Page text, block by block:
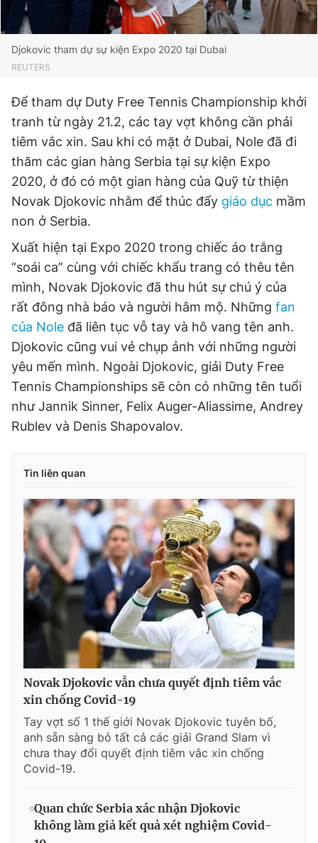
Djokovic tham dự sự kiện Expo 2020 tại Dubai
REUTERS
Để tham dự Duty Free Tennis Championship khởi
tranh từ ngày 21.2, các tay vợt không cần phải
tiêm vắc xin. Sau khi có mặt ở Dubai, Nole đã đi
thăm các gian hàng Serbia tại sự kiện Expo
2020, ở đó có một gian hàng của Quỹ từ thiện
Novak Djokovic nhằm để thúc đẩy giáo dục mầm
non ở Serbia.
Xuất hiện tại Expo 2020 trong chiếc áo trắng
“soái ca” cùng với chiếc khẩu trang có thêu tên
mình, Novak Djokovic đã thu hút sự chú ý của
rất đông nhà báo và người hâm mộ. Những fan
của Nole đã liên tục vỗ tay và hô vang tên anh.
Djokovic cũng vui vẻ chụp ảnh với những người
yêu mến mình. Ngoài Djokovic, giải Duty Free
Tennis Championships sẽ còn có những tên tuổi
như Jannik Sinner, Felix Auger-Aliassime, Andrey
Rublev và Denis Shapovalov.
Tin liên quan
Novak Djokovic vẫn chưa quyết định tiêm vắc
xin chống Covid-19
Tay vợt số 1 thế giới Novak Djokovic tuyên bố,
anh sẵn sàng bỏ tất cả các giải Grand Slam vì
chưa thay đổi quyết định tiêm vắc xin chống
Covid-19.
Quan chức Serbia xác nhận Djokovic
không làm giả kết quả xét nghiệm Covid-